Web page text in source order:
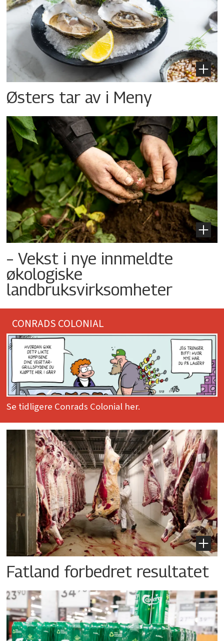
Østers tar av i Meny
– Vekst i nye innmeldte
økologiske
landbruksvirksomheter
CONRADS COLONIAL
Se tidligere Conrads Colonial her.
Fatland forbedret resultatet